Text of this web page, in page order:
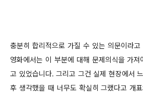
충분히 합리적으로 가질 수 있는 의문이라
영화에서는 이 부분에 대해 문제의식을 가
고 있었습니다. 그리고 그건 실제 현장에서
후 생각했을 때 너무도 확실히 그랬다고 개